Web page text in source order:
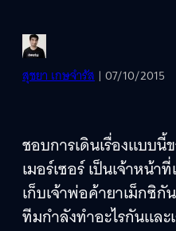
สุชยา เกษจำรัส | 07/10/2015
ชอบการเดินเรื่องแบบนี้
เมอร์เซอร์ เป็นเจ้าหน้
เก็บเจ้าพ่อค้ายาเม็กซิ
ทีมกำลังทำอะไรกันและ